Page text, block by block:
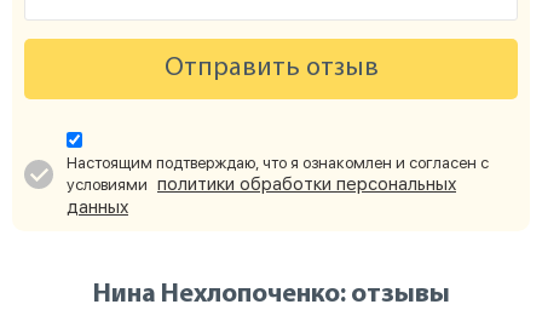
Отправить отзыв
Настоящим подтверждаю, что я ознакомлен и согласен с
условиями политики обработки персональных
данных
Нина Нехлопоченко: отзывы